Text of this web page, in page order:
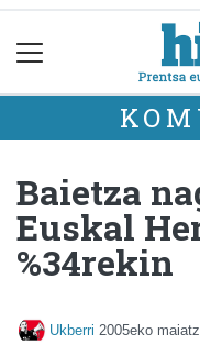
Baietza
Euskal
%34rekin
Ukberri 2005eko